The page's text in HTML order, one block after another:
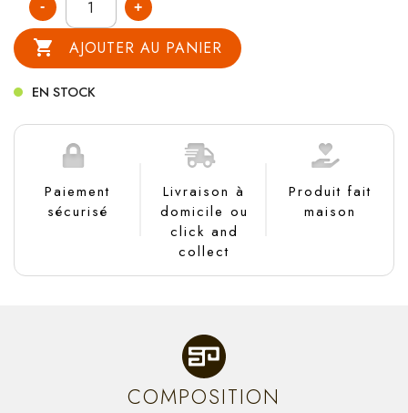
 AJOUTER AU PANIER
EN STOCK
Paiement
sécurisé
Livraison à
domicile ou
click and
collect
Produit fait
maison
COMPOSITION